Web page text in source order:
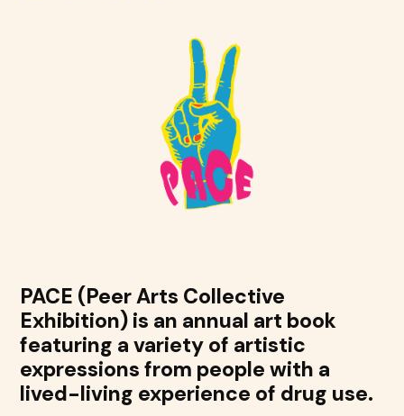
PACE (Peer Arts Collective
Exhibition) is an annual art book
featuring a variety of artistic
expressions from people with a
lived-living experience of drug use.